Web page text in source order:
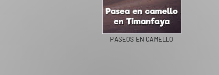
PASEOS EN CAMELLO